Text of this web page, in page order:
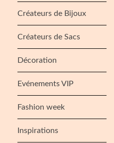
Créateurs de Bijoux
Créateurs de Sacs
Décoration
Evénements VIP
Fashion week
Inspirations